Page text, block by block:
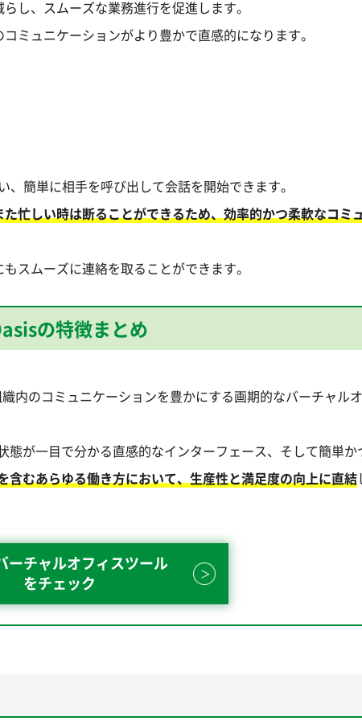
し、スムーズな業務進行を促進します。
ミュニケーションがより豊かで直感的になります。
簡単に相手を呼び出して会話を開始できます。
忙しい時は断ることができるため、効率的かつ柔軟なコミ
スムーズに連絡を取ることができます。
の特徴まとめ
内のコミュニケーションを豊かにする画期的なバーチャル
が一目で分かる直感的なインターフェース、そして簡単か
含むあらゆる働き方において、生産性と満足度の向上に直結
ーチャルオフィスツール
をチェック